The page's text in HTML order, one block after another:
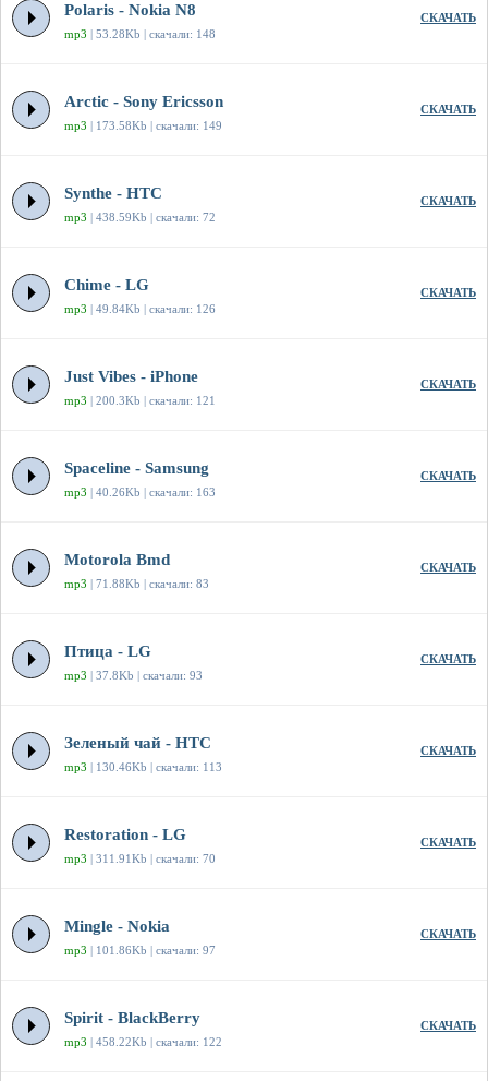
Polaris - Nokia N8
mp3 | 53.28Kb | скачали: 148
СКАЧАТЬ
Arctic - Sony Ericsson
mp3 | 173.58Kb | скачали: 149
СКАЧАТЬ
Synthe - HTC
mp3 | 438.59Kb | скачали: 72
СКАЧАТЬ
Chime - LG
mp3 | 49.84Kb | скачали: 126
СКАЧАТЬ
Just Vibes - iPhone
mp3 | 200.3Kb | скачали: 121
СКАЧАТЬ
Spaceline - Samsung
mp3 | 40.26Kb | скачали: 163
СКАЧАТЬ
Motorola Bmd
mp3 | 71.88Kb | скачали: 83
СКАЧАТЬ
Птица - LG
mp3 | 37.8Kb | скачали: 93
СКАЧАТЬ
Зеленый чай - HTC
mp3 | 130.46Kb | скачали: 113
СКАЧАТЬ
Restoration - LG
mp3 | 311.91Kb | скачали: 70
СКАЧАТЬ
Mingle - Nokia
mp3 | 101.86Kb | скачали: 97
СКАЧАТЬ
Spirit - BlackBerry
mp3 | 458.22Kb | скачали: 122
СКАЧАТЬ